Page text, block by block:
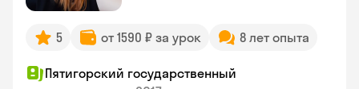
5 от 1590 ₽ за урок 8 лет опыта
Пятигорский государственный